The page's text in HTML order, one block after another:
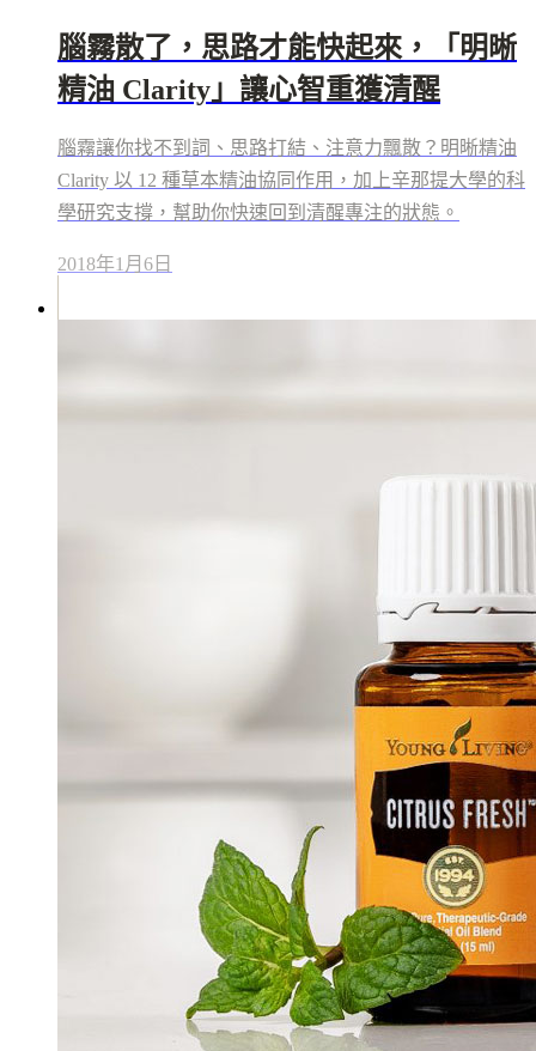
腦霧散了，思路才能快起來，「明晰
精油 Clarity」讓心智重獲清醒
腦霧讓你找不到詞、思路打結、注意力飄散？明晰精油
Clarity 以 12 種草本精油協同作用，加上辛那提大學的科
學研究支撐，幫助你快速回到清醒專注的狀態。
2018年1月6日